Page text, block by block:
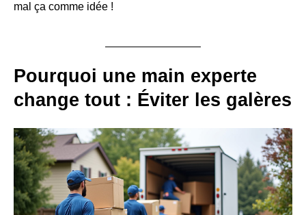
mal ça comme idée !
Pourquoi une main experte
change tout : Éviter les galères